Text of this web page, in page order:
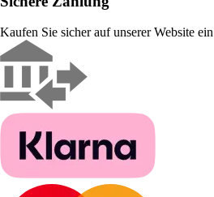
Kaufen Sie sicher auf unserer Website ein